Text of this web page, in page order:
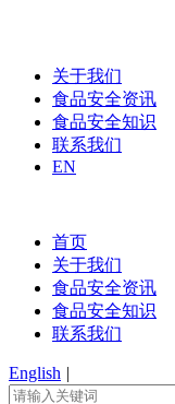
关于我们
食品安全资讯
食品安全知识
联系我们
EN
首页
关于我们
食品安全资讯
食品安全知识
联系我们
English |